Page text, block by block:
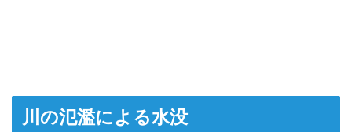
川の氾濫による水没